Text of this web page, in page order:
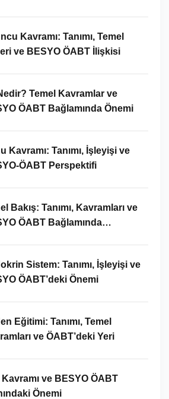
Kavramı: Tanımı, Temel
ve BESYO ÖABT İlişkisi
Temel Kavramlar ve
ÖABT Bağlamında Önemi
Kavramı: Tanımı, İşleyişi ve
ÖABT Perspektifi
Bakış: Tanımı, Kavramları ve
ÖABT Bağlamında
Sistem: Tanımı, İşleyişi ve
ÖABT’deki Önemi
Eğitimi: Tanımı, Temel
ve ÖABT’deki Yeri
ve BESYO ÖABT
Önemi